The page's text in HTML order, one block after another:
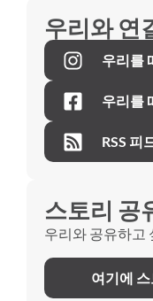
우리와 연
우리를
우리를
RSS 피
스토리 공
우리와 공유하고
여기에